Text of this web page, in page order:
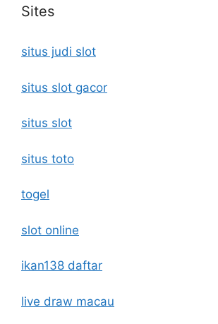
Sites
situs judi slot
situs slot gacor
situs slot
situs toto
togel
slot online
ikan138 daftar
live draw macau